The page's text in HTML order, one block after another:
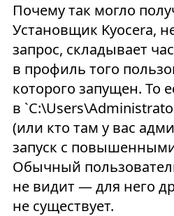
Почему так могло
Установщик Kyocera,
запрос, складывает
в профиль того
которого запущен. То
в
(или кто там у вас
запуск с
Обычный
не видит — для него
не существует.